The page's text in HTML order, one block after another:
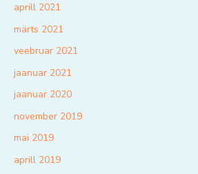
aprill 2021
märts 2021
veebruar 2021
jaanuar 2021
jaanuar 2020
november 2019
mai 2019
aprill 2019